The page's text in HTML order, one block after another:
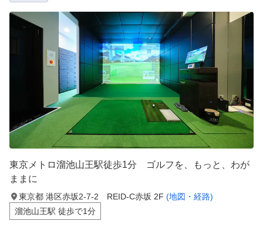
東京メトロ溜池山王駅徒歩1分 ゴルフを、もっと、わが
ままに
東京都 港区赤坂2-7-2 REID-C赤坂 2F (地図・経路)
溜池山王駅 徒歩で1分